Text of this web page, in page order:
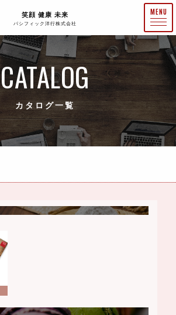
笑顔 健康 未来
パシフィック洋行株式会社
CATALOG
カタログ一覧